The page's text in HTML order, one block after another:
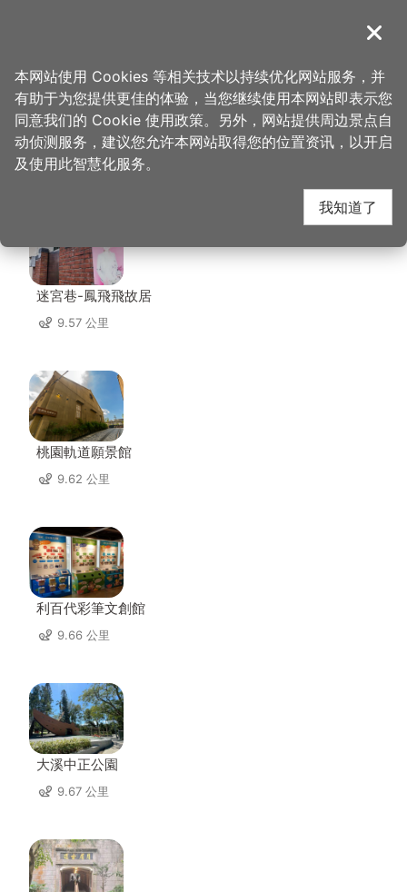
導覽
首页 > 想去的地方 > 住宿 > 宾利酒店
宾利酒店 周边景点
迷宮巷-鳳飛飛故居
9.57 公里
桃園軌道願景館
9.62 公里
利百代彩筆文創館
9.66 公里
大溪中正公園
9.67 公里
关闭
本网站使用 Cookies 等相关技术以持续优化网站服务，并
有助于为您提供更佳的体验，当您继续使用本网站即表示您
同意我们的 Cookie 使用政策。另外，网站提供周边景点自
动侦测服务，建议您允许本网站取得您的位置资讯，以开启
及使用此智慧化服务。
我知道了